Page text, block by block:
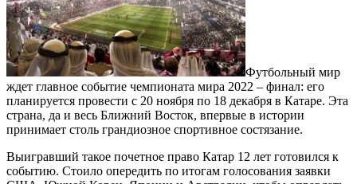
Футбольный мир
ждет главное событие чемпионата мира 2022 – финал: его
планируется провести с 20 ноября по 18 декабря в Катаре. Эта
страна, да и весь Ближний Восток, впервые в истории
принимает столь грандиозное спортивное состязание.
Выигравший такое почетное право Катар 12 лет готовился к
событию. Стоило опередить по итогам голосования заявки